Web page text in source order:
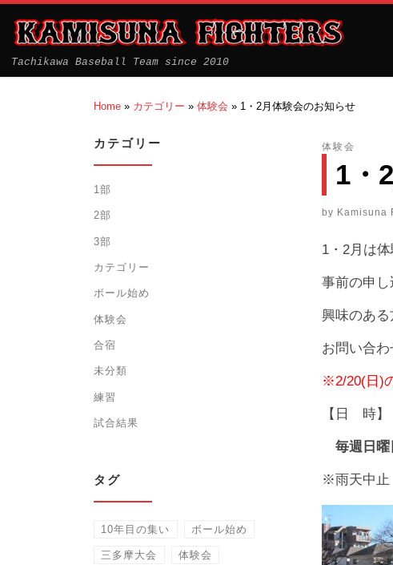
Tachikawa Baseball Team since 2010
Home » カテゴリー » 体験会 » 1・2月体験会のお知らせ
体験会
1・
by Kamisuna
1・2月は
事前の申し
興味のある
お問い合
※2/20(日)
【日 時】
毎週日
※雨天中止
カテゴリー
1部
2部
3部
カテゴリー
ボール始め
体験会
合宿
未分類
練習
試合結果
タグ
10年目の集い ボール始め
三多摩大会 体験会